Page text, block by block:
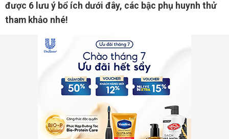
được 6 lưu ý bổ ích dưới đây, các bậc phụ huynh thử
tham khảo nhé!